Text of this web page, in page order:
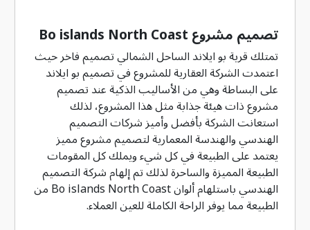
تصميم مشروع Bo islands North Coast
تمتلك قرية بو ايلاند الساحل الشمالي تصميم فاخر حيث
اعتمدت الشركة العقارية للمشروع في تصميم بو ايلاند
على البساطة وهي من الأساليب الذكية عند تصميم
مشروع ذات هيئة جذابة مثل هذا المشروع، لذلك
استعانت الشركة بأفضل وأميز شركات التصميم
الهندسي والهندسة المعمارية لتصميم مشروع مميز
يعتمد على الطبيعة في كل شيء ويملك كل المقومات
الطبيعة المميزة والساحرة لذلك تم إلهام شركة التصميم
الهندسي باستلهام ألوان Bo islands North Coast من
الطبيعة مما يوفر الراحة الكاملة للعين العملاء.